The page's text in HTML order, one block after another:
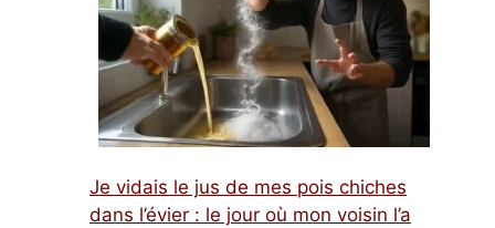
Je vidais le jus de mes pois chiches
dans l’évier : le jour où mon voisin l’a